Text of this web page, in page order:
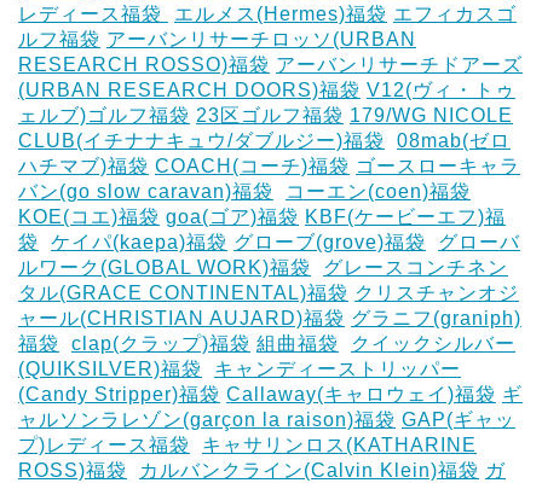
レディース福袋 ‎
エルメス(Hermes)福袋 エフィカスゴ
ルフ福袋 アーバンリサーチロッソ(URBAN
RESEARCH ROSSO)福袋 アーバンリサーチドアーズ
(URBAN RESEARCH DOORS)福袋 V12(ヴィ・トゥ
ェルブ)ゴルフ福袋 23区ゴルフ福袋 179/WG NICOLE
CLUB(イチナナキュウ/ダブルジー)福袋
08mab(ゼロ
ハチマブ)福袋 COACH(コーチ)福袋 ゴースローキャラ
バン(go slow caravan)福袋
コーエン(coen)福袋
KOE(コエ)福袋 goa(ゴア)福袋 KBF(ケービーエフ)福
袋
ケイパ(kaepa)福袋 グローブ(grove)福袋
グローバ
ルワーク(GLOBAL WORK)福袋
グレースコンチネン
タル(GRACE CONTINENTAL)福袋 クリスチャンオジ
ャール(CHRISTIAN AUJARD)福袋 グラニフ(graniph)
福袋
clap(クラップ)福袋 組曲福袋
クイックシルバー
(QUIKSILVER)福袋
キャンディーストリッパー
(Candy Stripper)福袋 Callaway(キャロウェイ)福袋 ギ
ャルソンラレゾン(garçon la raison)福袋 GAP(ギャッ
プ)レディース福袋
キャサリンロス(KATHARINE
ROSS)福袋
カルバンクライン(Calvin Klein)福袋 ガ